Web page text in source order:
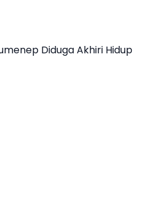
Diduga Akhiri Hidup